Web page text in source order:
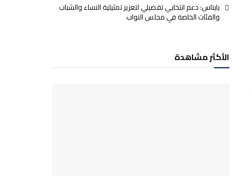
بايتاس: دعم انتخابي تفضيلي لتعزيز تمثيلية النساء والشباب
والفئات الخاصة في مجلس النواب
الأكثر مشاهدة